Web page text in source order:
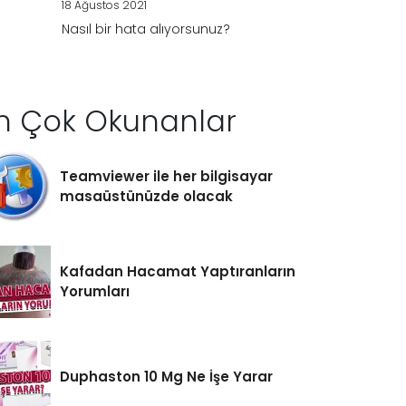
18 Ağustos 2021
Nasıl bir hata alıyorsunuz?
Çok Okunanlar
Teamviewer ile her bilgisayar
masaüstünüzde olacak
Kafadan Hacamat Yaptıranların
Yorumları
Duphaston 10 Mg Ne İşe Yarar